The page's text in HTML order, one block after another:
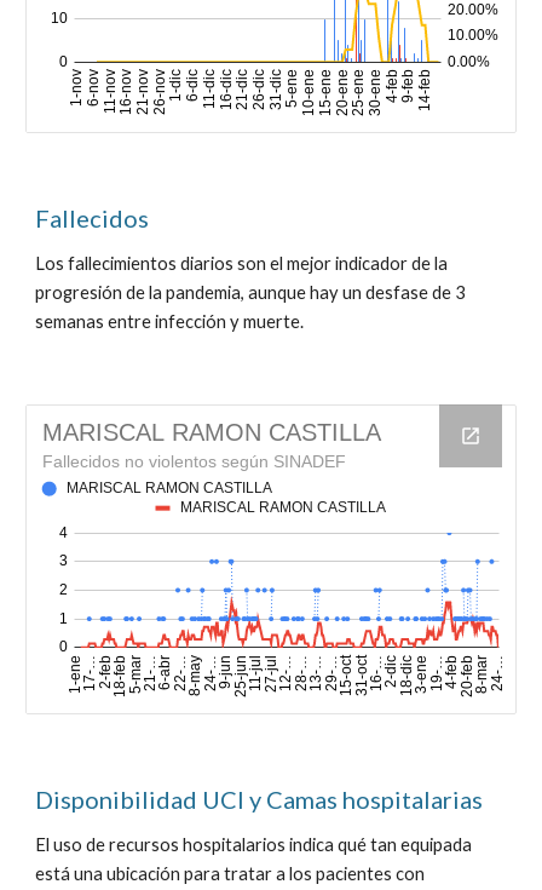
Fallecidos
Los fallecimientos diarios son el mejor indicador de la
progresión de la pandemia, aunque hay un desfase de 3
semanas entre infección y muerte.
Disponibilidad UCI y Camas hospitalarias
El uso de recursos hospitalarios indica qué tan equipada
está una ubicación para tratar a los pacientes con